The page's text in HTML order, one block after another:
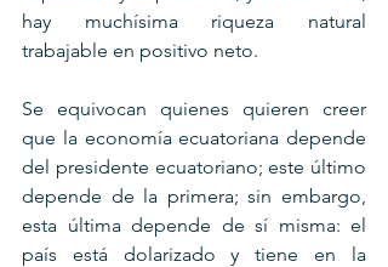
hay muchísima riqueza natural
trabajable en positivo neto.
Se equivocan quienes quieren creer
que la economía ecuatoriana depende
del presidente ecuatoriano; este último
depende de la primera; sin embargo,
esta última depende de sí misma: el
país está dolarizado y tiene en la